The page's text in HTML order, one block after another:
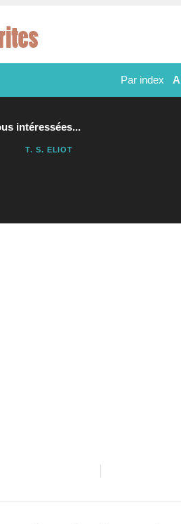
Par index A
intéressées...
T. S. ELIOT